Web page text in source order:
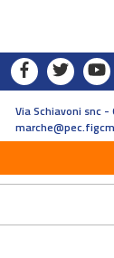
Via Schiavoni snc